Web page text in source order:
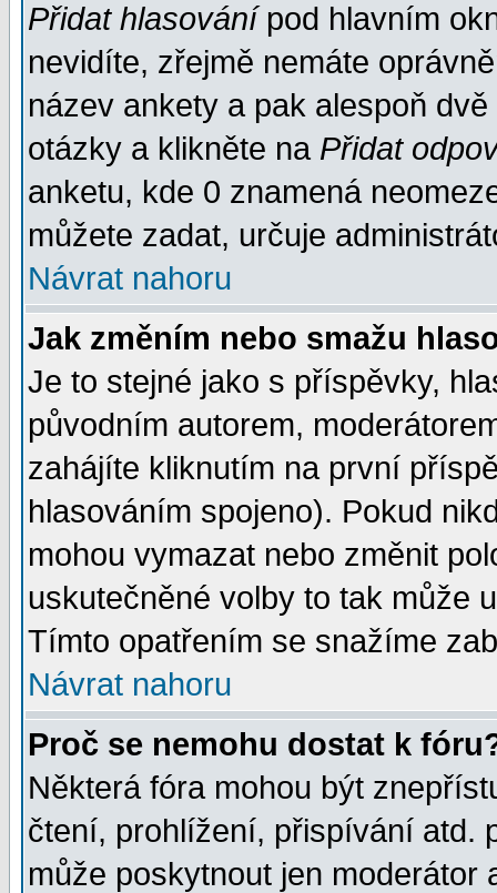
Přidat hlasovánípod hlavním
nevidíte, zřejmě nemáte
název ankety a pak alespoň
otázky a klikněte na Přidat
anketu, kde 0 znamená
můžete zadat, určuje
Návrat nahoru
Jak změním nebo smažu
Je to stejné jako s příspěvky,
původním autorem,
zahájíte kliknutím na první
hlasováním spojeno). Pokud
mohou vymazat nebo změnit
uskutečněné volby to tak může
Tímto opatřením se snažíme
Návrat nahoru
Proč se nemohu dostat k
Některá fóra mohou být
čtení, prohlížení, přispívání atd.
může poskytnout jen moderátor